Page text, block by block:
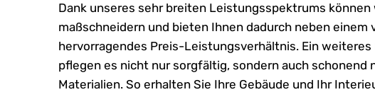
Dank unseres sehr breiten Leistungsspektrums
maßschneidern und bieten Ihnen dadurch neben einem
hervorragendes Preis-Leistungsverhältnis. Ein
pflegen es nicht nur sorgfältig, sondern auch
Materialien. So erhalten Sie Ihre Gebäude und Ihr